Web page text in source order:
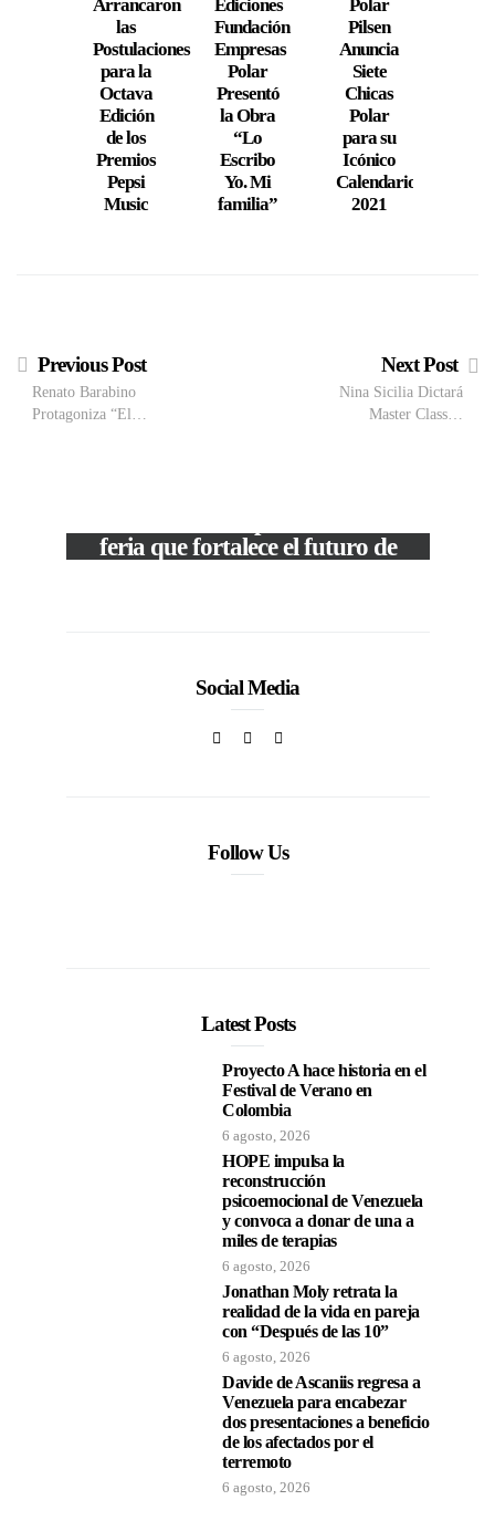
Arrancaron
las
Postulaciones
para la
Octava
Edición
de los
Premios
Pepsi
Music
Ediciones
Fundación
Empresas
Polar
Presentó
la Obra
“Lo
Escribo
Yo. Mi
familia”
Polar
Pilsen
Anuncia
Siete
Chicas
Polar
para su
Icónico
Calendario
2021
Previous Post
Renato Barabino
Protagoniza “El…
Next Post
Nina Sicilia Dictará
Master Class…
feria que fortalece el futuro de
Social Media
Follow Us
Latest Posts
Proyecto A hace historia en el
Festival de Verano en
Colombia
6 agosto, 2026
HOPE impulsa la
reconstrucción
psicoemocional de Venezuela
y convoca a donar de una a
miles de terapias
6 agosto, 2026
Jonathan Moly retrata la
realidad de la vida en pareja
con “Después de las 10”
6 agosto, 2026
Davide de Ascaniis regresa a
Venezuela para encabezar
dos presentaciones a beneficio
de los afectados por el
terremoto
6 agosto, 2026